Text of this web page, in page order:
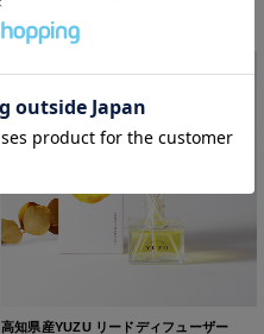
高知県産YUZU リードディフューザー